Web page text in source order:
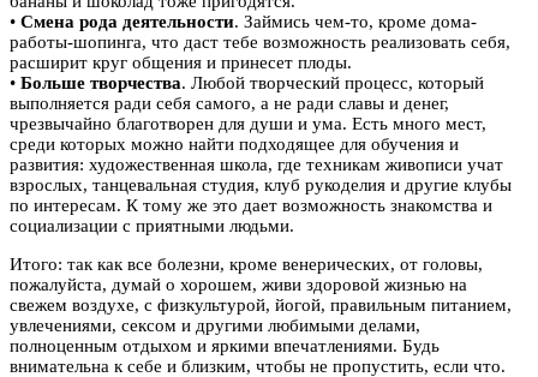
• Смена рода деятельности. Займись чем-то, кроме дома-
работы-шопинга, что даст тебе возможность реализовать себя,
расширит круг общения и принесет плоды.
• Больше творчества. Любой творческий процесс, который
выполняется ради себя самого, а не ради славы и денег,
чрезвычайно благотворен для души и ума. Есть много мест,
среди которых можно найти подходящее для обучения и
развития: художественная школа, где техникам живописи учат
взрослых, танцевальная студия, клуб рукоделия и другие клубы
по интересам. К тому же это дает возможность знакомства и
социализации с приятными людьми.
Итого: так как все болезни, кроме венерических, от головы,
пожалуйста, думай о хорошем, живи здоровой жизнью на
свежем воздухе, с физкультурой, йогой, правильным питанием,
увлечениями, сексом и другими любимыми делами,
полноценным отдыхом и яркими впечатлениями. Будь
внимательна к себе и близким, чтобы не пропустить, если что.